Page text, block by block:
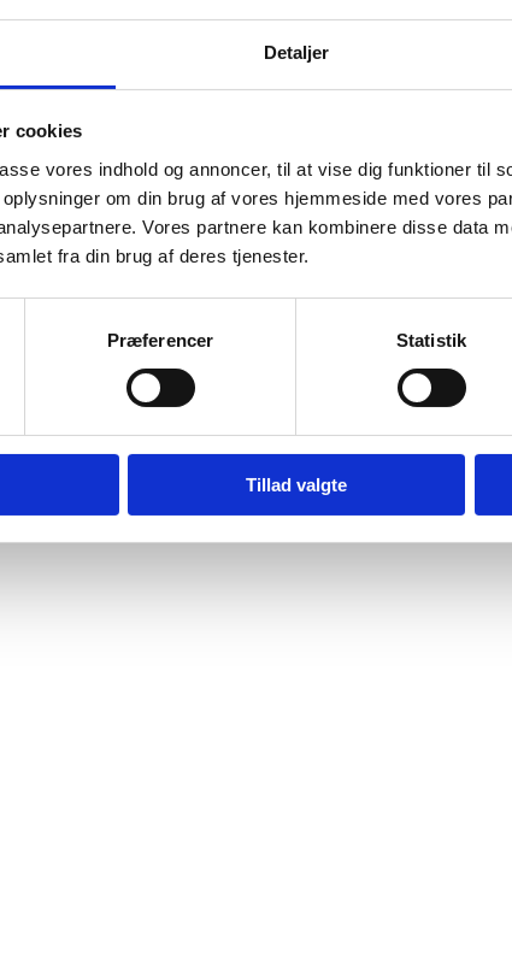
Detaljer
cookies
vores indhold og annoncer, til at vise dig funktioner til
om din brug af vores hjemmeside med vores
Vores partnere kan kombinere disse data
fra din brug af deres tjenester.
Præferencer Statistik
Tillad valgte